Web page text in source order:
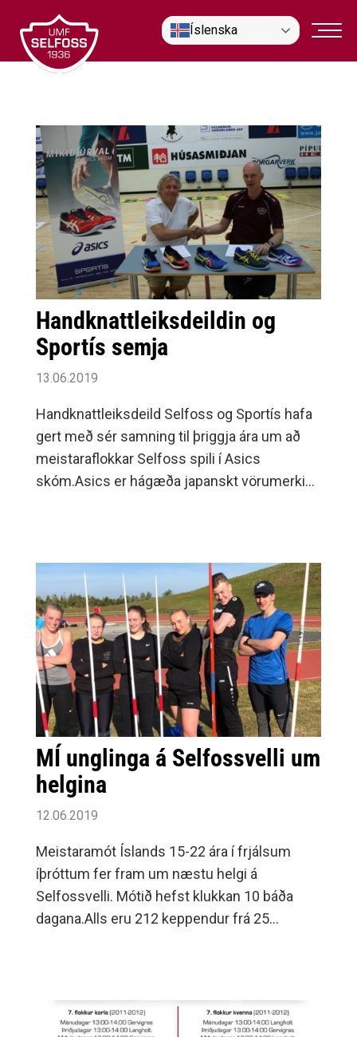
efni
Íslenska
Handknattleiksdeildin og
Sportís semja
13.06.2019
Handknattleiksdeild Selfoss og Sportís hafa
gert með sér samning til þriggja ára um að
meistaraflokkar Selfoss spili í Asics
skóm.Asics er hágæða japanskt vörumerki
MÍ unglinga á Selfossvelli um
helgina
12.06.2019
Meistaramót Íslands 15-22 ára í frjálsum
íþróttum fer fram um næstu helgi á
Selfossvelli. Mótið hefst klukkan 10 báða
dagana.Alls eru 212 keppendur frá 25